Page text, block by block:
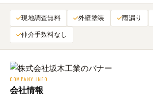
現地調査無料 外壁塗装 雨漏り
仲介手数料なし
COMPANY INFO
会社情報